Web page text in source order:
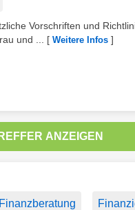
Vorschriften und
und ...
[ Weitere Infos ]
ANZEIGEN
Finanzberatung